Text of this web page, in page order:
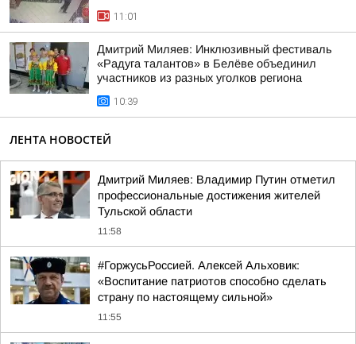
11:01
Дмитрий Миляев: Инклюзивный фестиваль
«Радуга талантов» в Белёве объединил
участников из разных уголков региона
10:39
ЛЕНТА НОВОСТЕЙ
Дмитрий Миляев: Владимир Путин отметил
профессиональные достижения жителей
Тульской области
11:58
#ГоржусьРоссией. Алексей Альховик:
«Воспитание патриотов способно сделать
страну по настоящему сильной»
11:55